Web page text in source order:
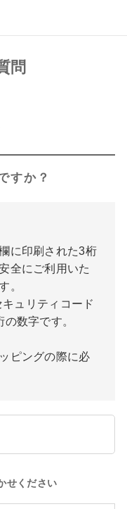
問
すか？
に印刷された3桁
全にご利用いた
。
ュリティコード
数字です。
ピングの際に必
せください